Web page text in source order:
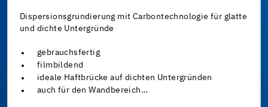
Dispersionsgrundierung mit Carbontechnologie für glatte
und dichte Untergründe
gebrauchsfertig
filmbildend
ideale Haftbrücke auf dichten Untergründen
auch für den Wandbereich…